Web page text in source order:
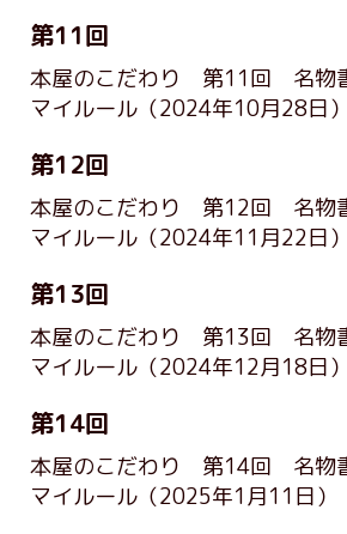
第11回
本屋のこだわり 第11回 名物
マイルール （2024年10月28日）
第12回
本屋のこだわり 第12回 名物
マイルール （2024年11月22日）
第13回
本屋のこだわり 第13回 名物
マイルール （2024年12月18日）
第14回
本屋のこだわり 第14回 名物
マイルール （2025年1月11日）